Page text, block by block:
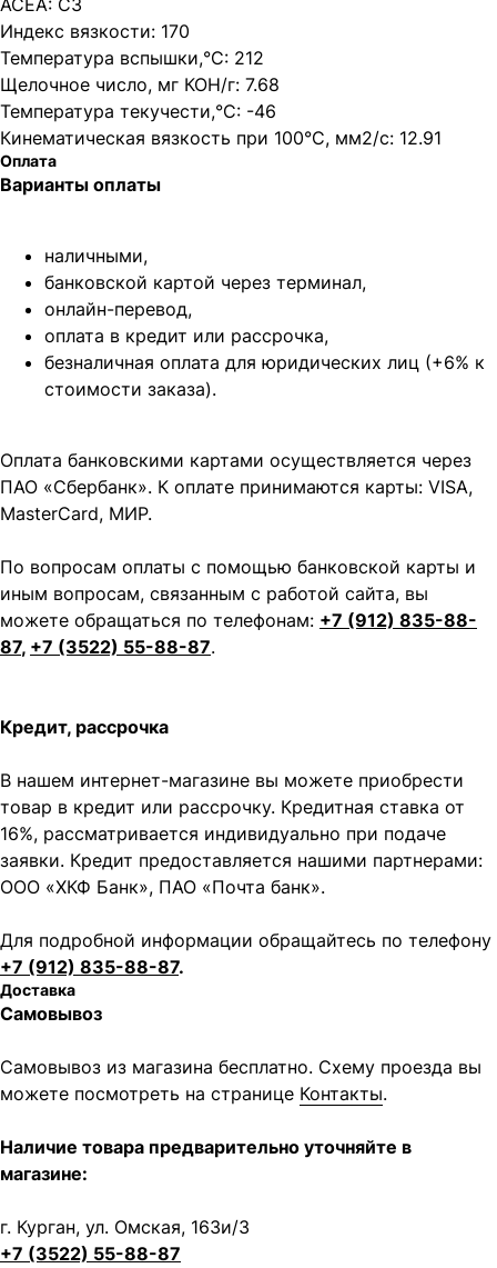
ACEA: C3
Индекс вязкости: 170
Температура вспышки,°C: 212
Щелочное число, мг КОН/г: 7.68
Температура текучести,°C: -46
Кинематическая вязкость при 100°C, мм2/с: 12.91
Оплата
Варианты оплаты
наличными,
банковской картой через терминал,
онлайн-перевод,
оплата в кредит или рассрочка,
безналичная оплата для юридических лиц (+6% к
стоимости заказа).
Оплата банковскими картами осуществляется через
ПАО «Сбербанк». К оплате принимаются карты: VISA,
MasterCard, МИР.
По вопросам оплаты с помощью банковской карты и
иным вопросам, связанным с работой сайта, вы
можете обращаться по телефонам: +7 (912) 835-88-
87, +7 (3522) 55-88-87.
Кредит, рассрочка
В нашем интернет-магазине вы можете приобрести
товар в кредит или рассрочку. Кредитная ставка от
16%, рассматривается индивидуально при подаче
заявки. Кредит предоставляется нашими партнерами:
ООО «ХКФ Банк», ПАО «Почта банк».
Для подробной информации обращайтесь по телефону
+7 (912) 835-88-87.
Доставка
Самовывоз
Самовывоз из магазина бесплатно. Схему проезда вы
можете посмотреть на странице Контакты.
Наличие товара предварительно уточняйте в
магазине:
г. Курган, ул. Омская, 163и/3
+7 (3522) 55-88-87
Вся представленная информация носит
положениями Статьи 437 (2) ГК РФ.